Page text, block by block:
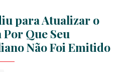
para Atualizar o
Que Seu
Não Foi Emitido